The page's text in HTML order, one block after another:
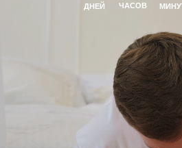
ЧАСОВ
ДНЕЙ